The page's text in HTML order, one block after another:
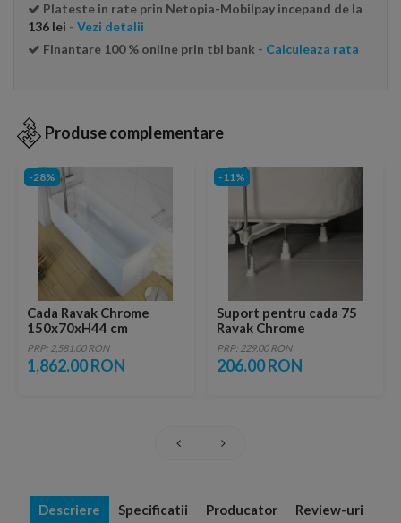
Plateste in rate prin Netopia-Mobilpay incepand de la
136 lei - Vezi detalii
Finantare 100 % online prin tbi bank - Calculeaza rata
Produse complementare
-28%
Cada Ravak Chrome
150x70xH44 cm
PRP: 2,581.00 RON
1,862.00 RON
-11%
Suport pentru cada 75
Ravak Chrome
PRP: 229.00 RON
206.00 RON
Descriere Specificatii Producator Review-uri